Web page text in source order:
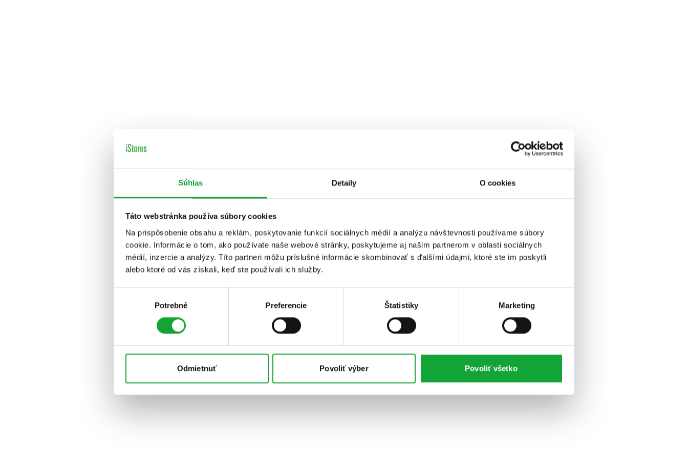
Súhlas Detaily O cookies
Táto webstránka používa súbory cookies
Na prispôsobenie obsahu a reklám, poskytovanie funkcií sociálnych médií a analýzu návštevnosti používame súbory
cookie. Informácie o tom, ako používate naše webové stránky, poskytujeme aj našim partnerom v oblasti sociálnych
médií, inzercie a analýzy. Títo partneri môžu príslušné informácie skombinovať s ďalšími údajmi, ktoré ste im poskytli
alebo ktoré od vás získali, keď ste používali ich služby.
Potrebné Preferencie Štatistiky Marketing
Odmietnuť Povoliť výber Povoliť všetko